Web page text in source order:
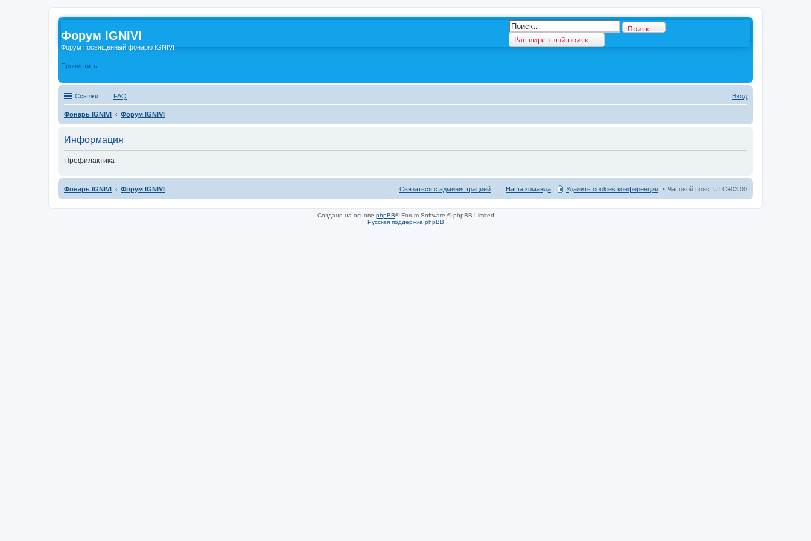
Форум IGNIVI
Форум посвященный фонарю IGNIVI
Пропустить
Поиск
Расширенный поиск
Ссылки FAQ Вход
Фонарь IGNIVI Форум IGNIVI
Информация
Профилактика
Фонарь IGNIVI Форум IGNIVI Часовой пояс: UTC+03:00
Удалить cookies конференции
Наша команда
Связаться с администрацией
Создано на основе phpBB® Forum Software © phpBB Limited
Русская поддержка phpBB